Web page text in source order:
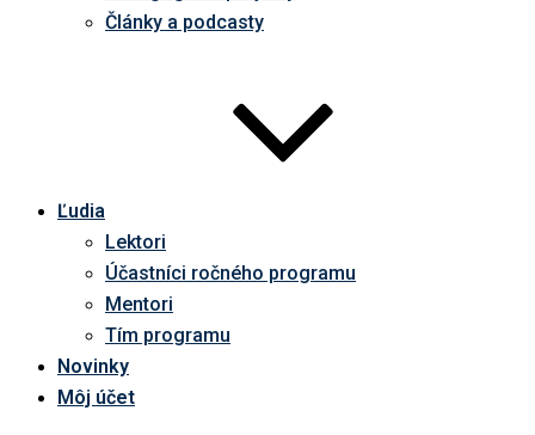
Články a podcasty
Ľudia
Lektori
Účastníci ročného programu
Mentori
Tím programu
Novinky
Môj účet